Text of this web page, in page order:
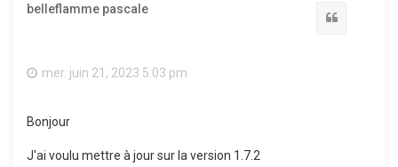
belleflamme pascale
mer. juin 21, 2023 5:03 pm
Bonjour
J'ai voulu mettre à jour sur la version 1.7.2